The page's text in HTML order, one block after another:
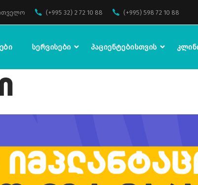
(+995 32) 2 72 10 88 (+995) 598 72 10 88
Სერვისები Პაციენტებისთვის